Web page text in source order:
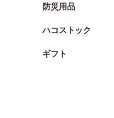
防災用品
ハコストック
ギフト